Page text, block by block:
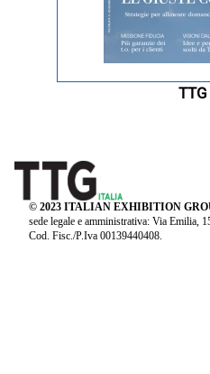
© 2023 ITALIAN EXHIBITION
sede legale e amministrativa: Via Emilia,
Cod. Fisc./P.Iva 00139440408.